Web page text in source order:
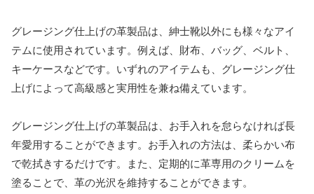
グレージング仕上げの革製品は、紳士靴以外にも様々なアイ
テムに使用されています。例えば、財布、バッグ、ベルト、
キーケースなどです。いずれのアイテムも、グレージング仕
上げによって高級感と実用性を兼ね備えています。
グレージング仕上げの革製品は、お手入れを怠らなければ長
年愛用することができます。お手入れの方法は、柔らかい布
で乾拭きするだけです。また、定期的に革専用のクリームを
塗ることで、革の光沢を維持することができます。